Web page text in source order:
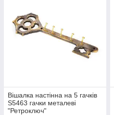
Вішалка настінна на 5 гачків
S5463 гачки металеві
"Ретроключ"